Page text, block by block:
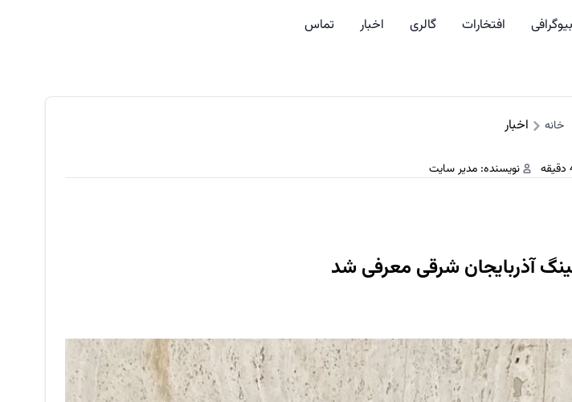
بیوگرافی افتخارات گالری اخبار تماس
خانه اخبار
نویسنده: مدیر سایت
آذربایجان شرقی معرفی شد